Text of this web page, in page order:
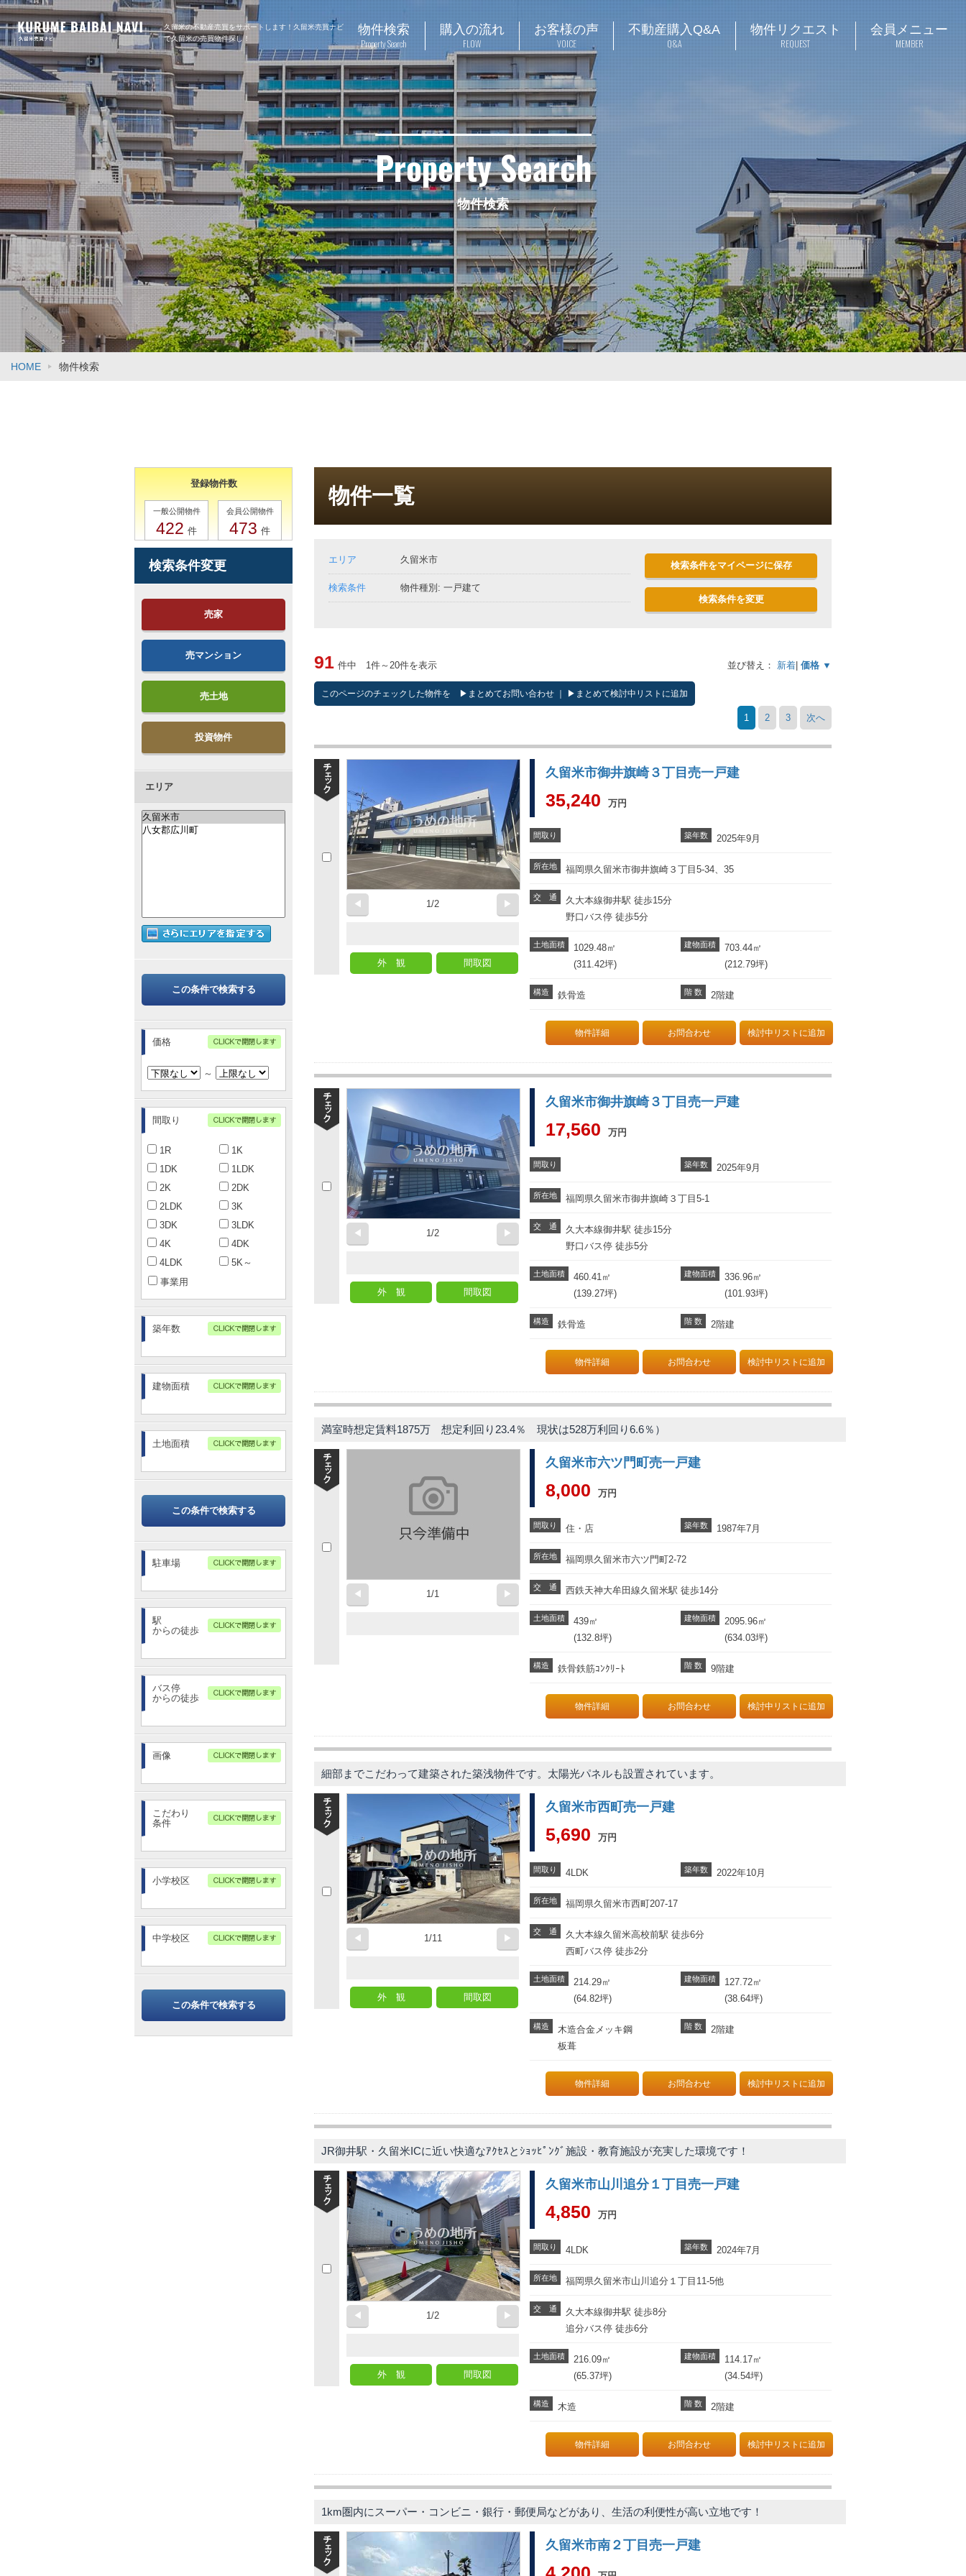
久留米の不動産売買をサポートします！久留米売買ナビ
で久留米の売買物件探し！
物件検索
Property Search
購入の流れ
FLOW
お客様の声
VOICE
不動産購入Q&A
Q&A
物件リクエスト
REQUEST
会員メニュー
MEMBER
Property Search
物件検索
HOME 物件検索
物件一覧
エリア 久留米市
検索条件 物件種別: 一戸建て
検索条件をマイページに保存
検索条件を変更
91 件中 1件～20件を表示 並び替え： 新着 価格 ▼
このページのチェックした物件を ▶ まとめてお問い合わせ ｜ ▶ まとめて検討中リストに追加
1 2 3 次へ
◀ 1/2 ▶
外 観 間取図
久留米市御井旗崎３丁目売一戸建
35,240 万円
間取り 築年数 2025年9月
所在地 福岡県久留米市御井旗崎３丁目5-34、35
交 通
久大本線御井駅 徒歩15分
野口バス停 徒歩5分
土地面積 1029.48㎡
(311.42坪)
建物面積
703.44㎡
(212.79坪)
構造 鉄骨造 階 数 2階建
検討中リストに追加
お問合わせ
物件詳細
◀ 1/2 ▶
外 観 間取図
久留米市御井旗崎３丁目売一戸建
17,560 万円
間取り 築年数 2025年9月
所在地 福岡県久留米市御井旗崎３丁目5-1
交 通
久大本線御井駅 徒歩15分
野口バス停 徒歩5分
土地面積 460.41㎡
(139.27坪)
建物面積
336.96㎡
(101.93坪)
構造 鉄骨造 階 数 2階建
検討中リストに追加
お問合わせ
物件詳細
満室時想定賃料1875万 想定利回り23.4％ 現状は528万利回り6.6％）
◀ 1/1 ▶
久留米市六ツ門町売一戸建
8,000 万円
間取り 住・店 築年数 1987年7月
所在地 福岡県久留米市六ツ門町2-72
交 通 西鉄天神大牟田線久留米駅 徒歩14分
土地面積 439㎡
(132.8坪)
建物面積
2095.96㎡
(634.03坪)
構造 鉄骨鉄筋ｺﾝｸﾘｰﾄ 階 数 9階建
検討中リストに追加
お問合わせ
物件詳細
細部までこだわって建築された築浅物件です。太陽光パネルも設置されています。
◀ 1/11 ▶
外 観 間取図
久留米市西町売一戸建
5,690 万円
間取り 4LDK 築年数 2022年10月
所在地 福岡県久留米市西町207-17
交 通
久大本線久留米高校前駅 徒歩6分
西町バス停 徒歩2分
土地面積 214.29㎡
(64.82坪)
建物面積
127.72㎡
(38.64坪)
構造
木造合金メッキ鋼
板葺
階 数 2階建
検討中リストに追加
お問合わせ
物件詳細
JR御井駅・久留米ICに近い快適なｱｸｾｽとｼｮｯﾋﾟﾝｸﾞ施設・教育施設が充実した環境です！
◀ 1/2 ▶
外 観 間取図
久留米市山川追分１丁目売一戸建
4,850 万円
間取り 4LDK 築年数 2024年7月
所在地 福岡県久留米市山川追分１丁目11-5他
交 通
久大本線御井駅 徒歩8分
追分バス停 徒歩6分
土地面積 216.09㎡
(65.37坪)
建物面積
114.17㎡
(34.54坪)
構造 木造 階 数 2階建
検討中リストに追加
お問合わせ
物件詳細
1km圏内にスーパー・コンビニ・銀行・郵便局などがあり、生活の利便性が高い立地です！
久留米市南２丁目売一戸建
登録物件数
一般公開物件
422 件
会員公開物件
473 件
検索条件変更
売家
売マンション
売土地
投資物件
エリア
この条件で検索する
価格
～
間取り
1R
1K
1DK
1LDK
2K
2DK
2LDK
3K
3DK
3LDK
4K
4DK
4LDK
5K～
事業用
築年数
建物面積
～
土地面積
～
この条件で検索する
駐車場
有
駅
からの徒歩
指定無し
3分以内
5分以内
7分以内
10分以内
20分以内
バス停
からの徒歩
指定無し
3分以内
7分以内
10分以内
20分以内
画像
内観画像あり
こだわり
条件
平屋
小学校区
中学校区
この条件で検索する